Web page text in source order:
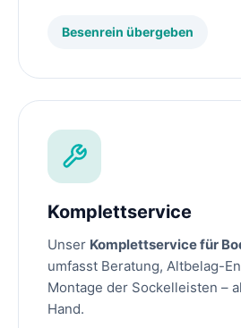
Besenrein übergeben
Komplettservice
Unser Komplettservice für
umfasst Beratung, Altbelag-
Montage der Sockelleisten –
Hand.